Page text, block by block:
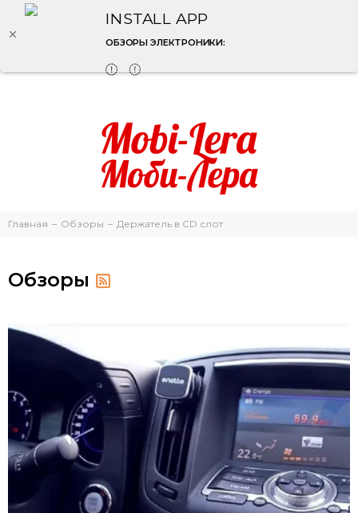
INSTALL APP
ОБЗОРЫ ЭЛЕКТРОНИКИ:
Главная Обзоры Держатель в CD слот
Обзоры